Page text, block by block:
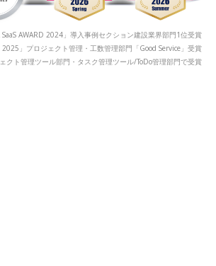
AWARD 2024」導入事例セクション建設業界部門1位受賞
2025」プロジェクト管理・工数管理部門「Good Service」受賞
ト管理ツール部門・タスク管理ツール/ToDo管理部門で受賞